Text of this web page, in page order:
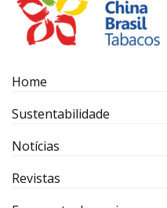
Home
Sustentabilidade
Notícias
Revistas